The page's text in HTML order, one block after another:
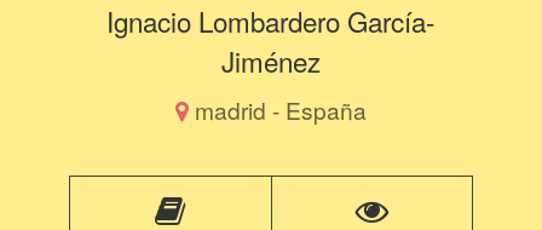
Ignacio Lombardero García-
Jiménez
madrid - España